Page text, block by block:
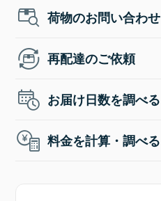
荷物のお問い合わせ
再配達のご依頼
お届け日数を調べる
料金を計算・調べる